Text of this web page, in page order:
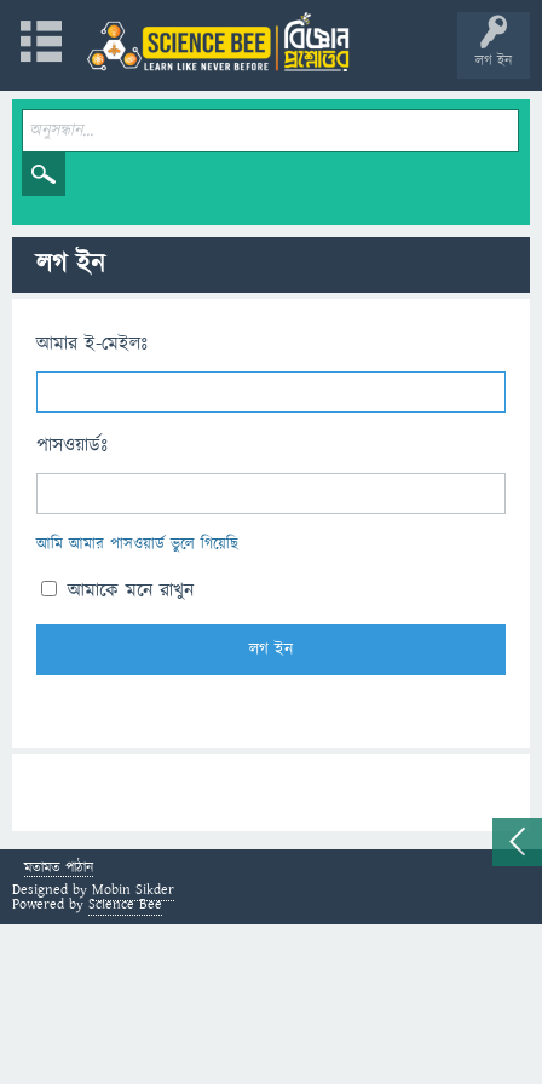
লগ ইন
লগ ইন
আমার ই-মেইলঃ
পাসওয়ার্ডঃ
আমি আমার পাসওয়ার্ড ভুলে গিয়েছি
আমাকে মনে রাখুন
মতামত পাঠান
Designed by Mobin Sikder
Powered by Science Bee